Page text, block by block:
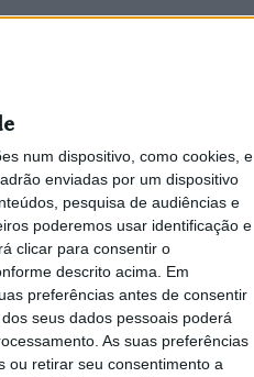
num dispositivo, como cookies, e
enviadas por um dispositivo
pesquisa de audiências e
poderemos usar identificação e
clicar para consentir o
descrito acima. Em
preferências antes de consentir
seus dados pessoais poderá
As suas preferências
ou retirar seu consentimento a